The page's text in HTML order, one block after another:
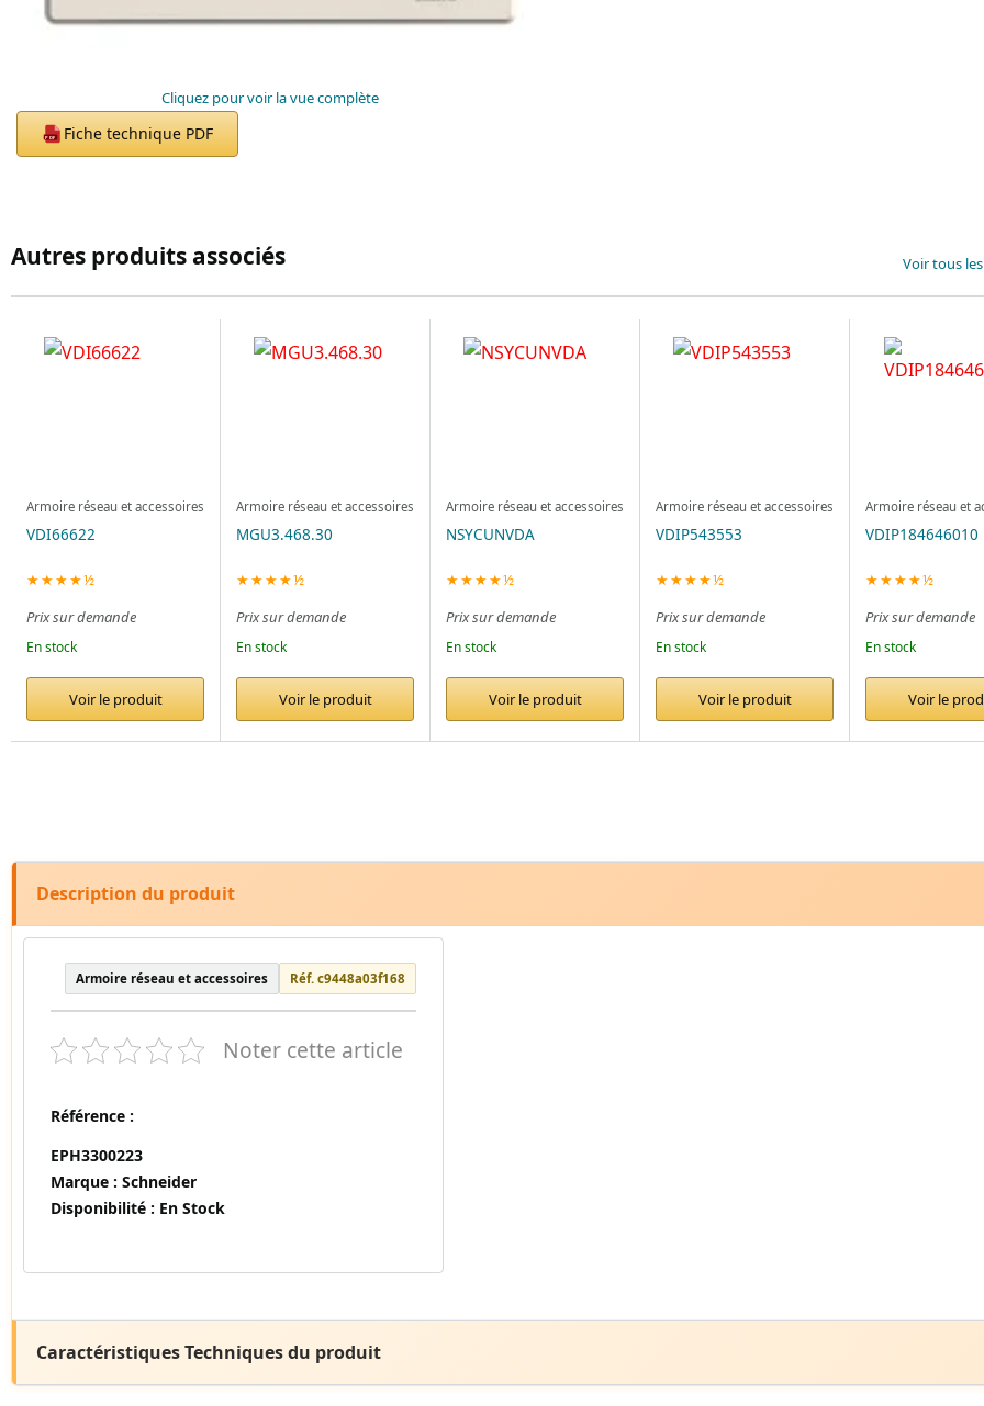
Cliquez pour voir la vue complète
PDF Fiche technique PDF
Autres produits associés Voir tous
Armoire réseau et accessoires
VDI66622
★★★★½
Prix sur demande
En stock
Voir le produit
Armoire réseau et accessoires
MGU3.468.30
★★★★½
Prix sur demande
En stock
Voir le produit
Armoire réseau et accessoires
NSYCUNVDA
★★★★½
Prix sur demande
En stock
Voir le produit
Armoire réseau et accessoires
VDIP543553
★★★★½
Prix sur demande
En stock
Voir le produit
Armoire réseau et
VDIP184646010
★★★★½
Prix sur demande
En stock
Voir le
Description du produit
Armoire réseau et accessoires Réf. c9448a03f168
Noter cette article
Référence :
EPH3300223
Marque : Schneider
Disponibilité : En Stock
Caractéristiques Techniques du produit